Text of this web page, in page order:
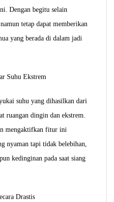
Dengan begitu selain
tetap dapat memberikan
yang berada di dalam jadi
Suhu Ekstrem
suhu yang dihasilkan dari
ruangan dingin dan ekstrem.
mengaktifkan fitur ini
nyaman tapi tidak belebihan,
kedinginan pada saat siang
Drastis